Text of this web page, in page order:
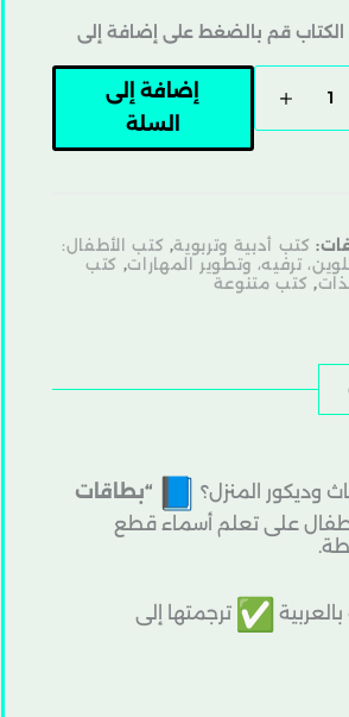
الكتاب قم بالضغط على إضافة إلى
إضافة إلى
السلة
كتب أدبية وتربوية, كتب الأطفال:
ترفيه، وتطوير المهارات, كتب
, كتب متنوعة
المنزل؟
“بطاقات
على تعلم أسماء قطع
ترجمتها إلى